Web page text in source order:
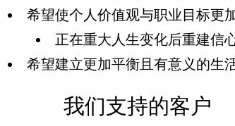
希望使个人价值观与职业目标更
正在重大人生变化后重建信
希望建立更加平衡且有意义的生
我们支持的客户